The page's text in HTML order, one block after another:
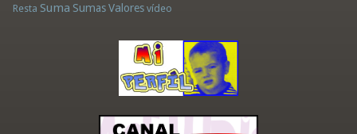
Resta Suma Sumas Valores vídeo